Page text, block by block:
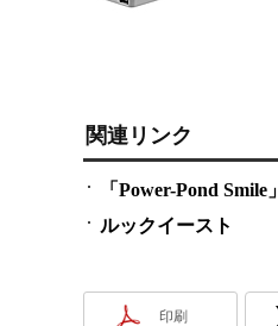
関連リンク
「Power-Pond Smile」
ルックイースト
印刷